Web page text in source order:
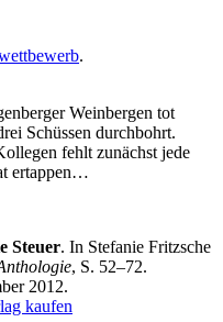
.
Weinbergen tot
Schüssen durchbohrt.
fehlt zunächst jede
ertappen…
Steuer. In Stefanie Fritzsche
, S. 52–72.
2012.
kaufen